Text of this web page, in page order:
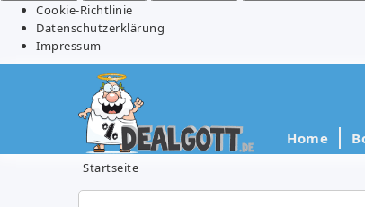
Cookie-Richtlinie
Datenschutzerklärung
Impressum
Home
Startseite